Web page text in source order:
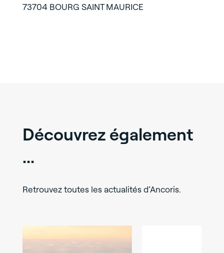
73704 BOURG SAINT MAURICE
Découvrez également
...
Retrouvez toutes les actualités d’Ancoris.